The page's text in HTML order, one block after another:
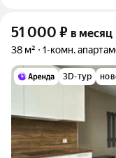
51 000 ₽ в месяц
38 м² 1-комн.
3D-тур